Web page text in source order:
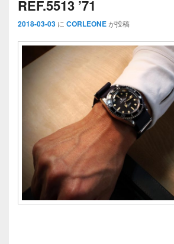
REF.5513 ’71
2018-03-03 に CORLEONEが投稿